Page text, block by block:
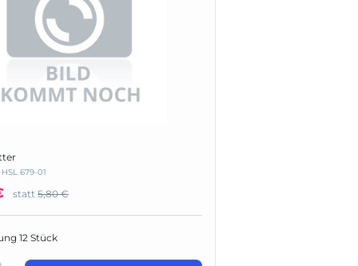
HSL 679-01
statt 5,80 €
12 Stück